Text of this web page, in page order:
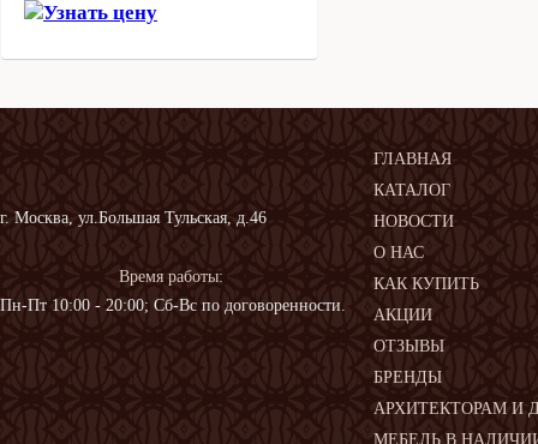
Узнать цену
г. Москва, ул.Большая Тульская, д.46
Время работы:
Пн-Пт 10:00 - 20:00; Сб-Вс по договоренности.
ГЛАВНАЯ
КАТАЛОГ
НОВОСТИ
О НАС
КАК КУПИТЬ
АКЦИИ
ОТЗЫВЫ
БРЕНДЫ
АРХИТЕКТОРАМ И
МЕБЕЛЬ В